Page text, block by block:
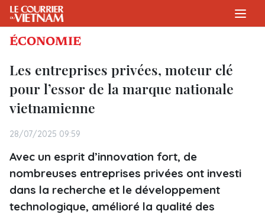
ÉCONOMIE
Les entreprises privées, moteur clé
pour l’essor de la marque nationale
vietnamienne
28/07/2025 09:59
Avec un esprit d’innovation fort, de
nombreuses entreprises privées ont investi
dans la recherche et le développement
technologique, amélioré la qualité des